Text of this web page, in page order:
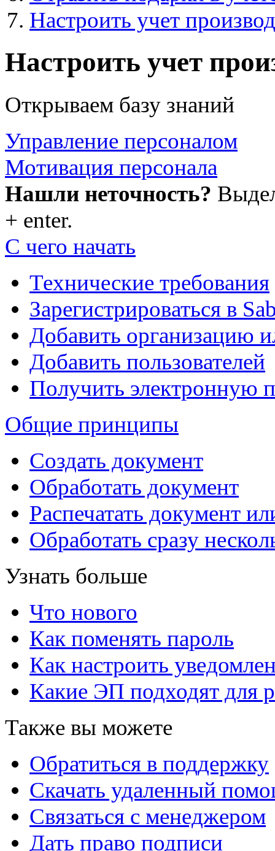
Настроить учет
Настроить учет
Открываем базу знаний
Управление персоналом
Мотивация персонала
Нашли неточность?
+ enter.
С чего начать
Технические требования
Зарегистрироваться в
Добавить организацию
Добавить пользователей
Получить электронную
Общие принципы
Создать документ
Обработать документ
Распечатать документ
Обработать сразу
Узнать больше
Что нового
Как поменять пароль
Как настроить
Какие ЭП подходят для
Также вы можете
Обратиться в поддержку
Скачать удаленный
Связаться с менеджером
Дать право подписи